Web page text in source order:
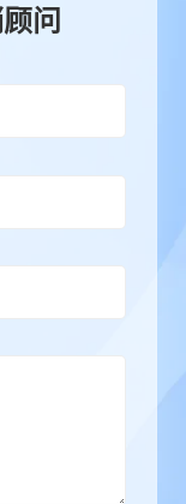
问